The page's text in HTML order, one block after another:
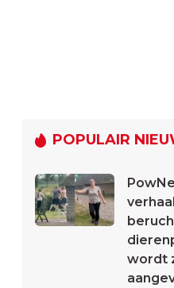
POPULAIR
wordt